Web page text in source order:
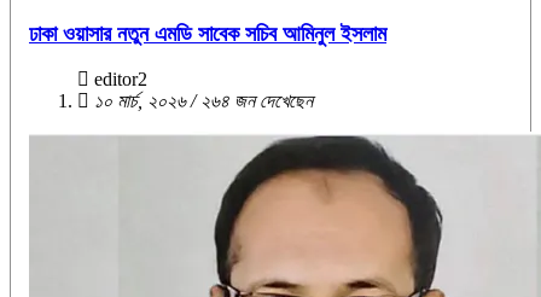
ঢাকা ওয়াসার নতুন এমডি সাবেক সচিব আমিনুল ইসলাম
editor2
১০ মার্চ, ২০২৬ / ২৬৪ জন দেখেছেন